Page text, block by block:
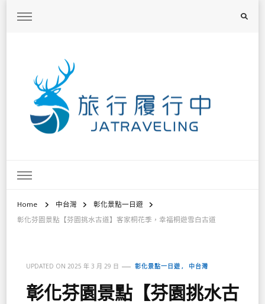
Home 中台灣
彰化景點一日遊
彰化芬園景點【芬園挑水古道】客家桐花季，幸福桐遊雪白古道
UPDATED ON 2025 年 3 月 29 日 彰化景點一日遊 中台灣
彰化芬園景點【芬園挑水古